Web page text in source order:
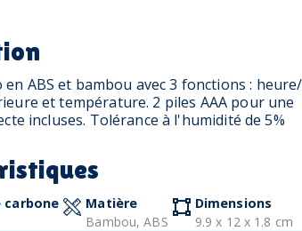
ABS et bambou avec 3 fonctions :
et température. 2 piles AAA pour une
incluses. Tolérance à l'humidité de 5%
carbone
Matière
Bambou, ABS
Dimensions
9.9 x 12 x 1.8 cm